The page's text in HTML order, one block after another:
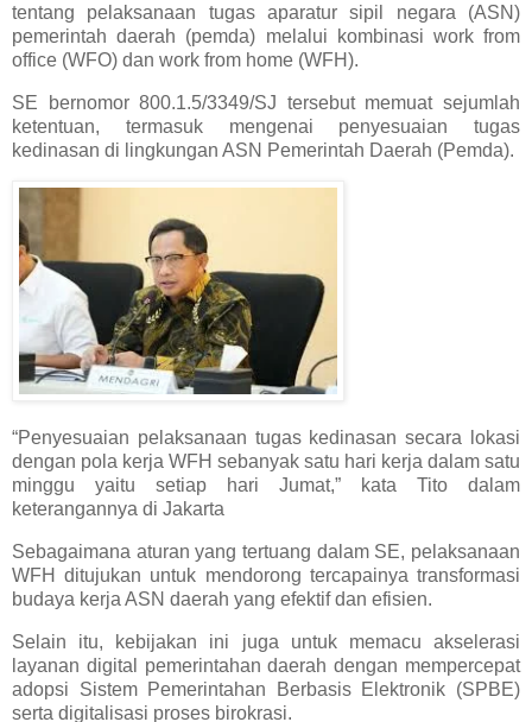
tentang pelaksanaan tugas aparatur sipil negara (ASN)
pemerintah daerah (pemda) melalui kombinasi work from
office (WFO) dan work from home (WFH).
SE bernomor 800.1.5/3349/SJ tersebut memuat sejumlah
ketentuan, termasuk mengenai penyesuaian tugas
kedinasan di lingkungan ASN Pemerintah Daerah (Pemda).
“Penyesuaian pelaksanaan tugas kedinasan secara lokasi
dengan pola kerja WFH sebanyak satu hari kerja dalam satu
minggu yaitu setiap hari Jumat,” kata Tito dalam
keterangannya di Jakarta
Sebagaimana aturan yang tertuang dalam SE, pelaksanaan
WFH ditujukan untuk mendorong tercapainya transformasi
budaya kerja ASN daerah yang efektif dan efisien.
Selain itu, kebijakan ini juga untuk memacu akselerasi
layanan digital pemerintahan daerah dengan mempercepat
adopsi Sistem Pemerintahan Berbasis Elektronik (SPBE)
serta digitalisasi proses birokrasi.